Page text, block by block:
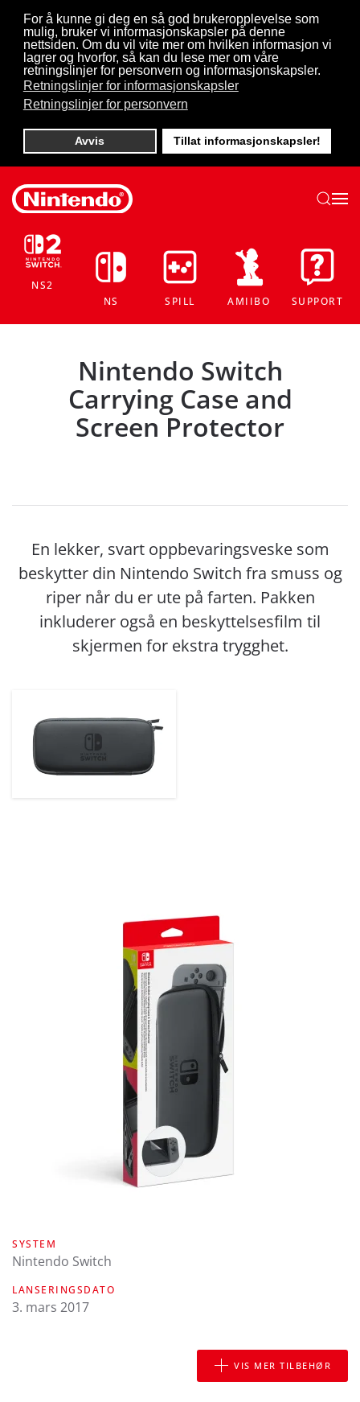
For å kunne gi deg en så god brukeropplevelse som
mulig, bruker vi informasjonskapsler på denne
nettsiden. Om du vil vite mer om hvilken informasjon vi
lagrer og hvorfor, så kan du lese mer om våre
retningslinjer for personvern og informasjonskapsler.
Retningslinjer for informasjonskapsler
Retningslinjer for personvern
Avvis Tillat informasjonskapsler!
Skip to main content
NS2
NS
SPILL AMIIBO SUPPORT
Nintendo Switch
Carrying Case and
Screen Protector
SYSTEM
Nintendo Switch
LANSERINGSDATO
3. mars 2017
En lekker, svart oppbevaringsveske som
beskytter din Nintendo Switch fra smuss og
riper når du er ute på farten. Pakken
inkluderer også en beskyttelsesfilm til
skjermen for ekstra trygghet.
VIS MER TILBEHØR